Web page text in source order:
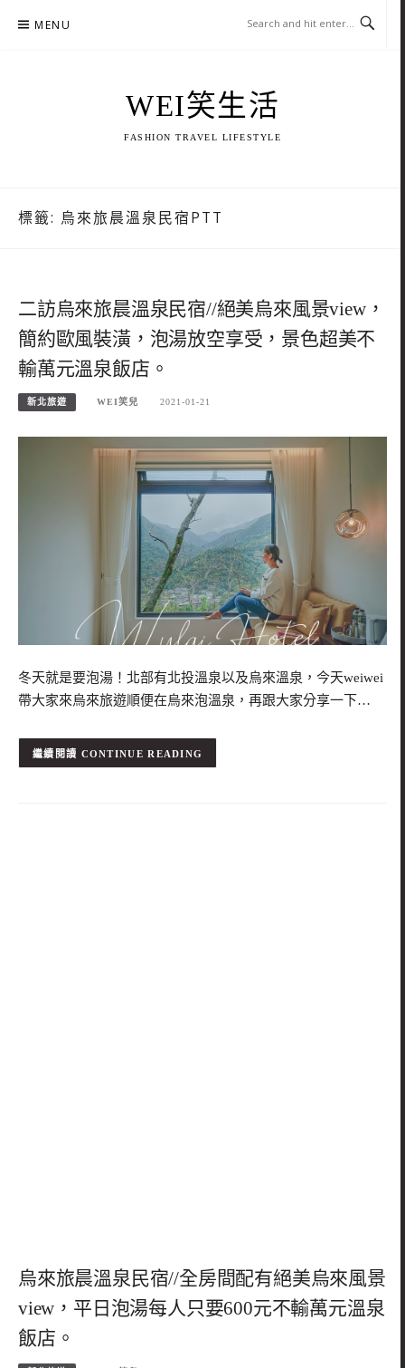
MENU
WEI笑生活
FASHION TRAVEL LIFESTYLE
標籤: 烏來旅晨溫泉民宿PTT
二訪烏來旅晨溫泉民宿//絕美烏來風景view，
簡約歐風裝潢，泡湯放空享受，景色超美不
輸萬元溫泉飯店。
新北旅遊 WEI笑兒 2021-01-21
冬天就是要泡湯！北部有北投溫泉以及烏來溫泉，今天weiwei
帶大家來烏來旅遊順便在烏來泡溫泉，再跟大家分享一下…
CONTINUE READING
烏來旅晨溫泉民宿//全房間配有絕美烏來風景
view，平日泡湯每人只要600元不輸萬元溫泉
飯店。